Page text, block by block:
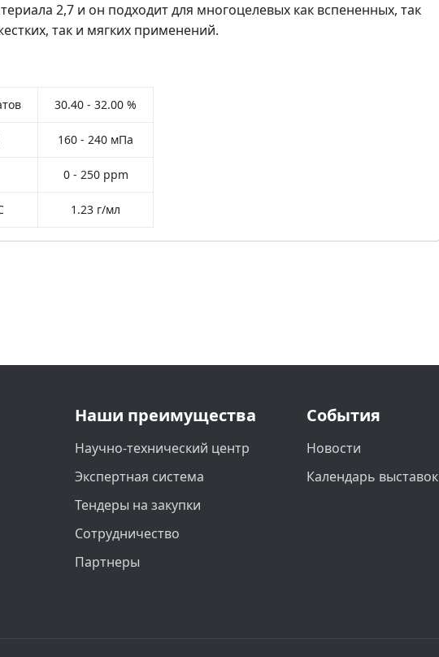
2,7 и он подходит для многоцелевых как вспененных, так
так и мягких применений.
30.40 - 32.00 %
160 - 240 мПа
0 - 250 ppm
1.23 г/мл
Наши преимущества
Научно-технический центр
Экспертная система
Тендеры на закупки
Сотрудничество
Партнеры
События
Новости
Календарь выставок